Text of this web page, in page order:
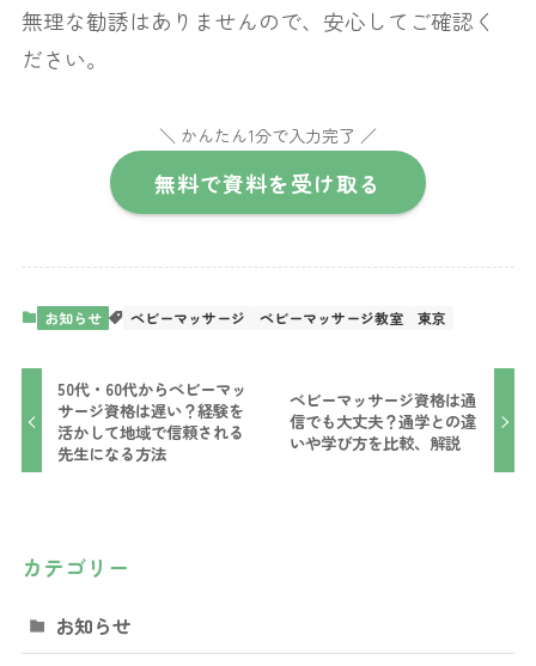
無理な勧誘はありませんので、安心してご確認く
ださい。
＼ かんたん1分で入力完了 ／
無料で資料を受け取る
お知らせ ベビーマッサージ ベビーマッサージ教室 東京
50代・60代からベビーマッ
サージ資格は遅い？経験を
活かして地域で信頼される
先生になる方法
ベビーマッサージ資格は通
信でも大丈夫？通学との違
いや学び方を比較、解説
カテゴリー
お知らせ